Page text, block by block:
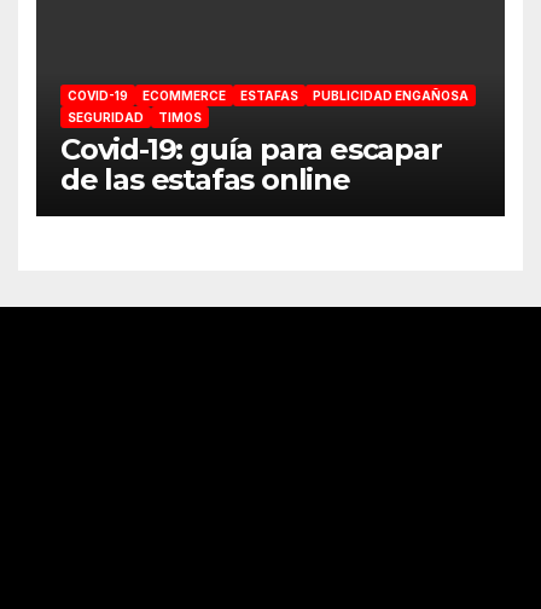
COVID-19 ECOMMERCE ESTAFAS
PUBLICIDAD ENGAÑOSA
SEGURIDAD
TIMOS
Covid-19: guía para escapar
de las estafas online